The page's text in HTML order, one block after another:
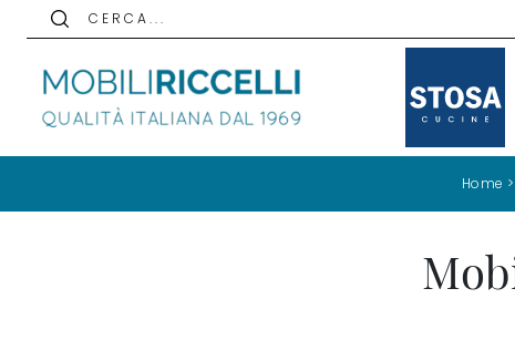
C E R C A . . .
Home >